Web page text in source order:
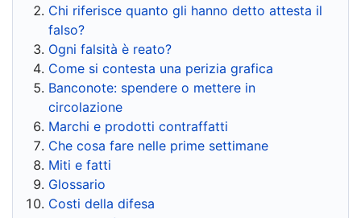
Chi riferisce quanto gli hanno detto attesta il
falso?
Ogni falsità è reato?
Come si contesta una perizia grafica
Banconote: spendere o mettere in
circolazione
Marchi e prodotti contraffatti
Che cosa fare nelle prime settimane
Miti e fatti
Glossario
Costi della difesa